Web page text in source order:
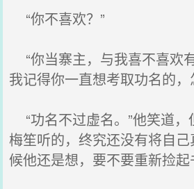
“你不喜欢？”
“你当寨主，与我喜不喜欢
我记得你一直想考取功名的，
“功名不过虚名。”他笑道，
梅笙听的，终究还没有将自
候他还是想，要不要重新捡起